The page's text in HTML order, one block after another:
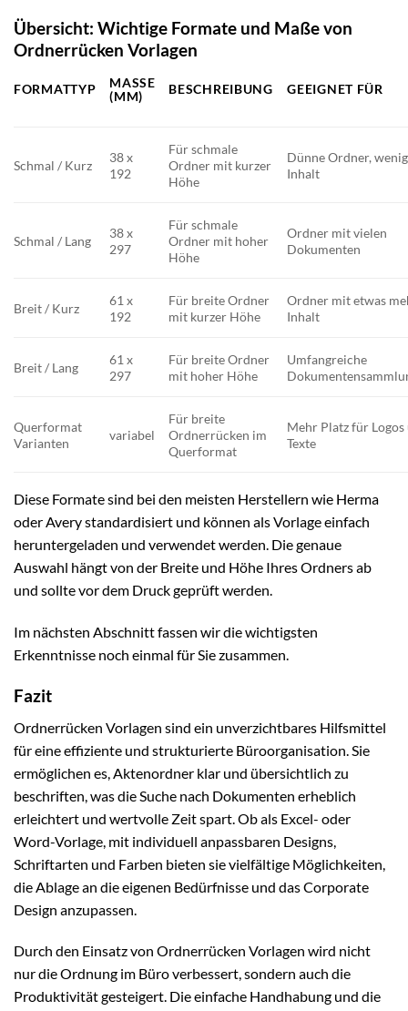
Übersicht: Wichtige Formate und Maße von
Ordnerrücken Vorlagen
FORMATTYP
MASSE (
MM)
BESCHREIBUNG GEEIGNET FÜR
Schmal / Kurz
38 x
192
Für schmale
Ordner mit kurzer
Höhe
Dünne Ordner, wenig
Inhalt
Schmal / Lang
38 x
297
Für schmale
Ordner mit hoher
Höhe
Ordner mit vielen
Dokumenten
Breit / Kurz
61 x
192
Für breite Ordner
mit kurzer Höhe
Ordner mit etwas
Inhalt
Breit / Lang
61 x
297
Für breite Ordner
mit hoher Höhe
Umfangreiche
Querformat
Varianten
variabel
Für breite
Ordnerrücken im
Querformat
Mehr Platz für Logos
Texte
Diese Formate sind bei den meisten Herstellern wie Herma
oder Avery standardisiert und können als Vorlage einfach
heruntergeladen und verwendet werden. Die genaue
Auswahl hängt von der Breite und Höhe Ihres Ordners ab
und sollte vor dem Druck geprüft werden.
Im nächsten Abschnitt fassen wir die wichtigsten
Erkenntnisse noch einmal für Sie zusammen.
Fazit
Ordnerrücken Vorlagen sind ein unverzichtbares Hilfsmittel
für eine effiziente und strukturierte Büroorganisation. Sie
ermöglichen es, Aktenordner klar und übersichtlich zu
beschriften, was die Suche nach Dokumenten erheblich
erleichtert und wertvolle Zeit spart. Ob als Excel- oder
Word-Vorlage, mit individuell anpassbaren Designs,
Schriftarten und Farben bieten sie vielfältige Möglichkeiten,
die Ablage an die eigenen Bedürfnisse und das Corporate
Design anzupassen.
Durch den Einsatz von Ordnerrücken Vorlagen wird nicht
nur die Ordnung im Büro verbessert, sondern auch die
Produktivität gesteigert. Die einfache Handhabung und die